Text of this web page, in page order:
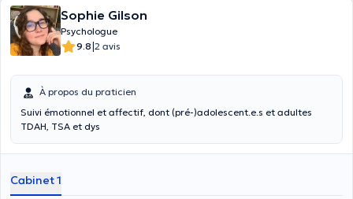
Sophie Gilson
Psychologue
9.8|2 avis
À propos du praticien
Suivi émotionnel et affectif, dont (pré-)adolescent.e.s et adultes
TDAH, TSA et dys
Cabinet 1